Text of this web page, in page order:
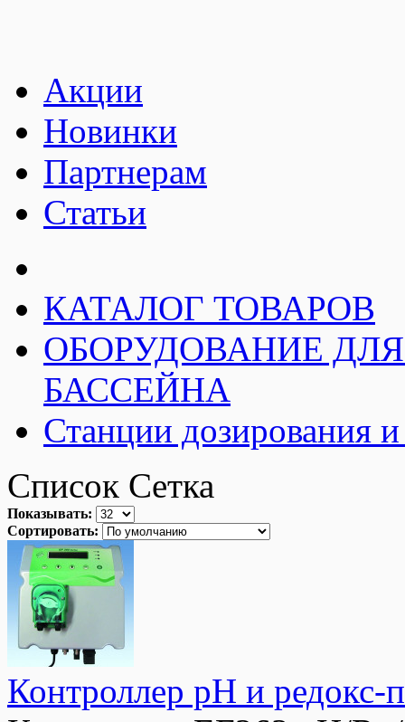
Акции
Новинки
Партнерам
Статьи
КАТАЛОГ ТОВАРОВ
ОБОРУДОВАНИЕ
БАССЕЙНА
Станции дозирования
Список Сетка
Показывать:
Сортировать:
Контроллер рН и редокс-